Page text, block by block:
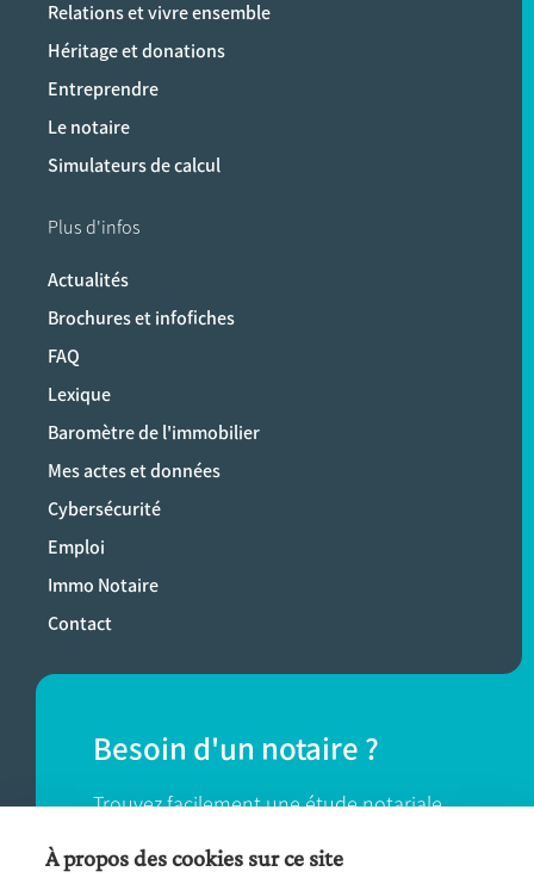
Relations et vivre ensemble
Héritage et donations
Entreprendre
Le notaire
Simulateurs de calcul
Plus d'infos
Actualités
Brochures et infofiches
FAQ
Lexique
Baromètre de l'immobilier
Mes actes et données
Cybersécurité
Emploi
Immo Notaire
Contact
Besoin d'un notaire ?
Trouvez facilement une étude notariale
près de chez vous.
À propos des cookies sur ce site